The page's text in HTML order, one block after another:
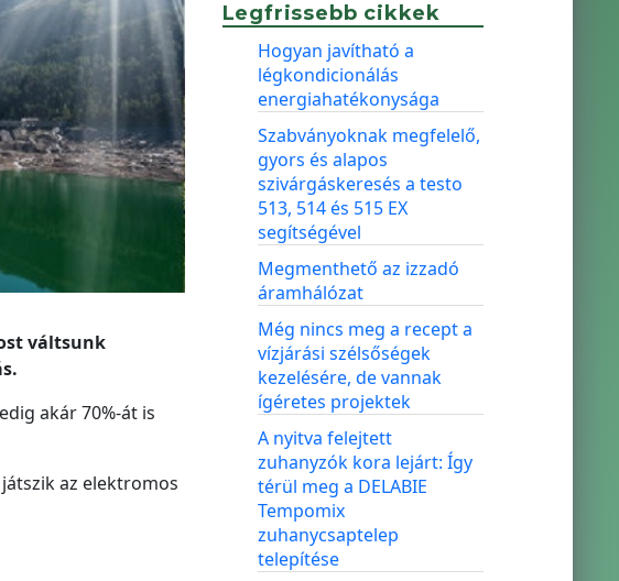
váltsunk
akár 70%-át is
az elektromos
Legfrissebb cikkek
Hogyan javítható a
légkondicionálás
energiahatékonysága
Szabványoknak megfelelő,
gyors és alapos
szivárgáskeresés a testo
513, 514 és 515 EX
segítségével
Megmenthető az izzadó
áramhálózat
Még nincs meg a recept a
vízjárási szélsőségek
kezelésére, de vannak
ígéretes projektek
A nyitva felejtett
zuhanyzók kora lejárt: Így
térül meg a DELABIE
Tempomix
zuhanycsaptelep
telepítése